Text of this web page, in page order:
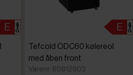
Tefcold ODC60 kølereol
med åben front
Varenr: 80812803